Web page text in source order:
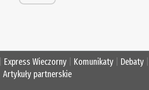
Express Wieczorny Komunikaty Debaty
Artykuły partnerskie